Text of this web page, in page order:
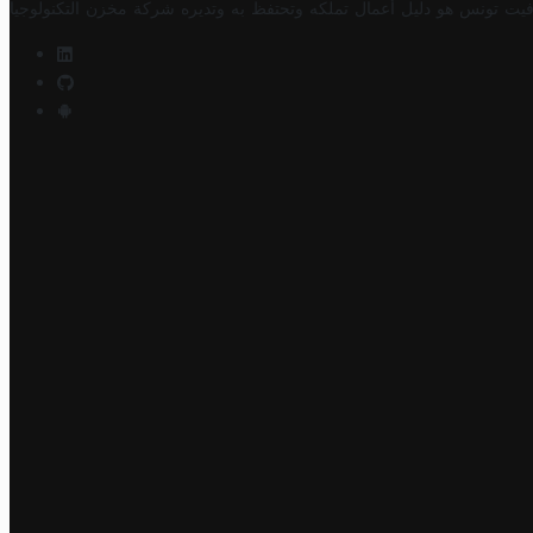
تونس هو دليل أعمال تملكه وتحتفظ به وتديره شركة مخزن التكنولوجيا